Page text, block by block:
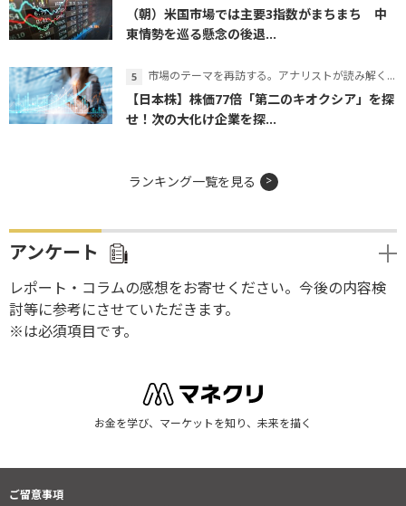
（朝）米国市場では主要3指数がまちまち 中
東情勢を巡る懸念の後退...
市場のテーマを再訪する。アナリストが読み解くテーマの本質
【日本株】株価77倍「第二のキオクシア」を探
せ！次の大化け企業を探...
ランキング一覧を見る
アンケート
レポート・コラムの感想をお寄せください。今後の内容検
討等に参考にさせていただきます。
※は必須項目です。
お金を学び、マーケットを知り、未来を描く
ご留意事項